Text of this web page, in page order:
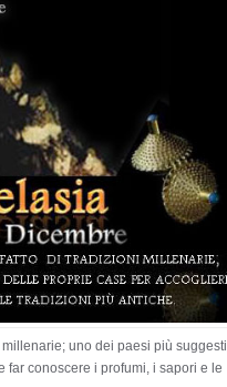
uno dei paesi più
conoscere i profumi, i sapori e le